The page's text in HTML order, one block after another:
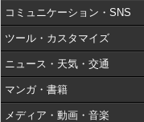
コミュニケーション・SNS
ツール・カスタマイズ
ニュース・天気・交通
マンガ・書籍
メディア・動画・音楽